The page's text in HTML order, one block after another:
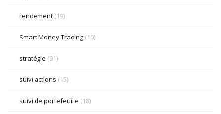
rendement (19)
Smart Money Trading (10)
stratégie (91)
suivi actions (15)
suivi de portefeuille (18)